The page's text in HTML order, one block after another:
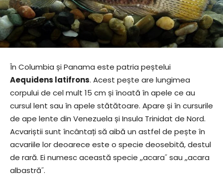
În Columbia și Panama este patria peștelui
Aequidens latifrons. Acest pește are lungimea
corpului de cel mult 15 cm și înoată în apele ce au
cursul lent sau în apele stătătoare. Apare și în cursurile
de ape lente din Venezuela și Insula Trinidat de Nord.
Acvariștii sunt încântați să aibă un astfel de pește în
acvariile lor deoarece este o specie deosebită, destul
de rară. Ei numesc această specie ,,acara˝ sau ,,acara
albastră˝.